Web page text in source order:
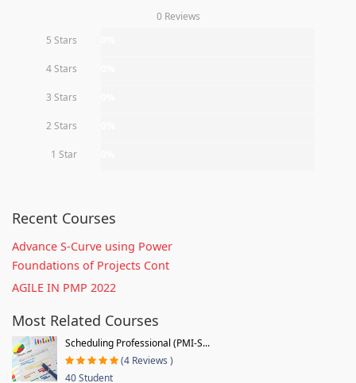
0 Reviews
5 Stars
4 Stars
3 Stars
2 Stars
1 Star
Recent Courses
Advance S-Curve using Power
Foundations of Projects Cont
AGILE IN PMP 2022
Most Related Courses
Scheduling Professional (PMI-S...
(4 Reviews )
40 Student